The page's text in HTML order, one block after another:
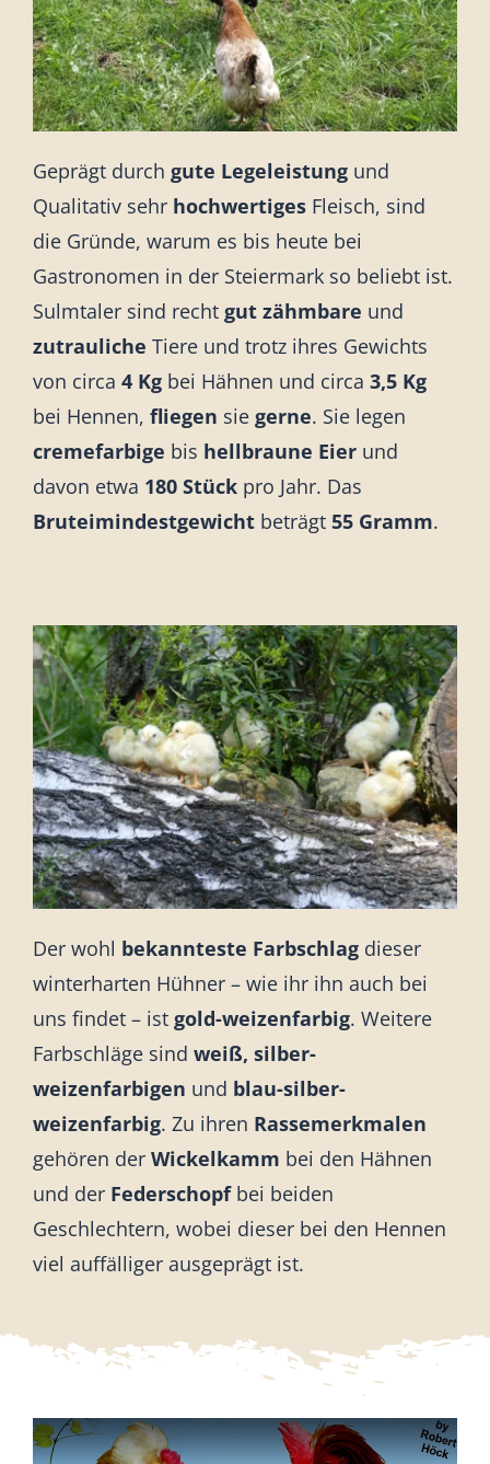
Geprägt durch gute Legeleistungund
Qualitativ sehr hochwertigesFleisch, sind
die Gründe, warum es bis heute bei
Gastronomen in der Steiermark so beliebt ist.
Sulmtaler sind recht gut zähmbare und
zutrauliche Tiere und trotz ihres Gewichts
von circa 4 Kgbei Hähnen und circa 3,5 Kg
bei Hennen, fliegen sie gerne. Sie legen
cremefarbige bis hellbraune Eierund
davon etwa 180 Stückpro Jahr. Das
Bruteimindestgewichtbeträgt 55 Gramm.
Der wohl bekannteste Farbschlagdieser
winterharten Hühner – wie ihr ihn auch bei
uns findet – ist gold-weizenfarbig. Weitere
Farbschläge sind weiß, silber-
weizenfarbigen und blau-silber-
weizenfarbig. Zu ihren Rassemerkmalen
gehören der Wickelkamm bei den Hähnen
und der Federschopfbei beiden
Geschlechtern, wobei dieser bei den Hennen
viel auffälliger ausgeprägt ist.